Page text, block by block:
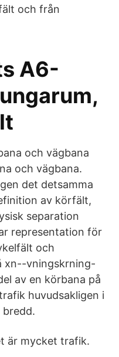
och från
A6-
och vägbana
och vägbana.
det detsamma
av körfält,
separation
representation för
och
xn--vningskrning-
av en körbana på
huvudsakligen i
bredd.
är mycket trafik.